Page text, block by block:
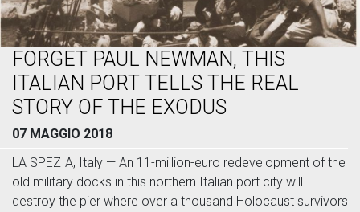
FORGET PAUL NEWMAN, THIS
ITALIAN PORT TELLS THE REAL
STORY OF THE EXODUS
07 MAGGIO 2018
LA SPEZIA, Italy — An 11-million-euro redevelopment of the
old military docks in this northern Italian port city will
destroy the pier where over a thousand Holocaust survivors